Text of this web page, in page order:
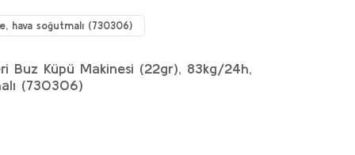
hava soğutmalı (730306)
Buz Küpü Makinesi (22gr), 83kg/24h,
(730306)